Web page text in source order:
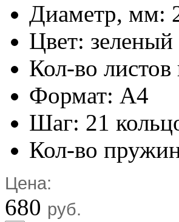
Диаметр, мм:
Цвет: зеленый
Кол-во
Формат: А4
Шаг: 21
Кол-во
Цена:
680 руб.